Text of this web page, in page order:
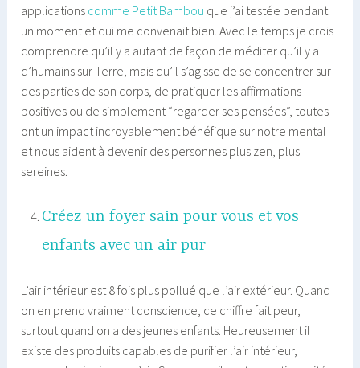
applications comme Petit Bambou que j’ai testée pendant
un moment et qui me convenait bien. Avec le temps je crois
comprendre qu’il y a autant de façon de méditer qu’il y a
d’humains sur Terre, mais qu’il s’agisse de se concentrer sur
des parties de son corps, de pratiquer les affirmations
positives ou de simplement “regarder ses pensées”, toutes
ont un impact incroyablement bénéfique sur notre mental
et nous aident à devenir des personnes plus zen, plus
sereines.
Créez un foyer sain pour vous et vos
enfants avec un air pur
L’air intérieur est 8 fois plus pollué que l’air extérieur. Quand
on en prend vraiment conscience, ce chiffre fait peur,
surtout quand on a des jeunes enfants. Heureusement il
existe des produits capables de purifier l’air intérieur,